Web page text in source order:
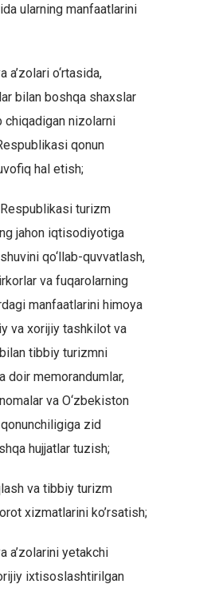
ularning manfaatlarini
o‘rtasida,
bilan boshqa shaxslar
chiqadigan nizolarni
qonun
hal etish;
turizm
jahon iqtisodiyotiga
qo‘llab-quvvatlash,
va fuqarolarning
manfaatlarini himoya
va xorijiy tashkilot va
tibbiy turizmni
doir memorandumlar,
va O‘zbekiston
zid
hujjatlar tuzish;
va tibbiy turizm
xizmatlarini ko’rsatish;
a’zolarini yetakchi
ixtisoslashtirilgan